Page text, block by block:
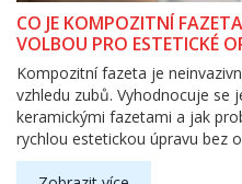
CO JE KOMPOZITNÍ
VOLBOU PRO ESTETICKÉ
Kompozitní fazeta je
vzhledu zubů. Vyhodnocuje se
keramickými fazetami a jak
rychlou estetickou úpravu bez